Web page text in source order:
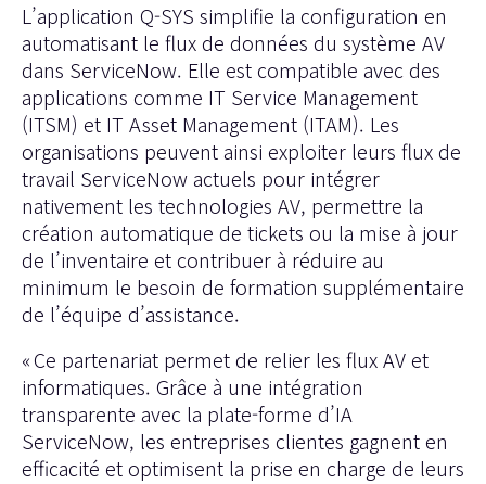
L’application Q-SYS simplifie la configuration en
automatisant le flux de données du système AV
dans ServiceNow. Elle est compatible avec des
applications comme IT Service Management
(ITSM) et IT Asset Management (ITAM). Les
organisations peuvent ainsi exploiter leurs flux de
travail ServiceNow actuels pour intégrer
nativement les technologies AV, permettre la
création automatique de tickets ou la mise à jour
de l’inventaire et contribuer à réduire au
minimum le besoin de formation supplémentaire
de l’équipe d’assistance.
« Ce partenariat permet de relier les flux AV et
informatiques. Grâce à une intégration
transparente avec la plate-forme d’IA
ServiceNow, les entreprises clientes gagnent en
efficacité et optimisent la prise en charge de leurs